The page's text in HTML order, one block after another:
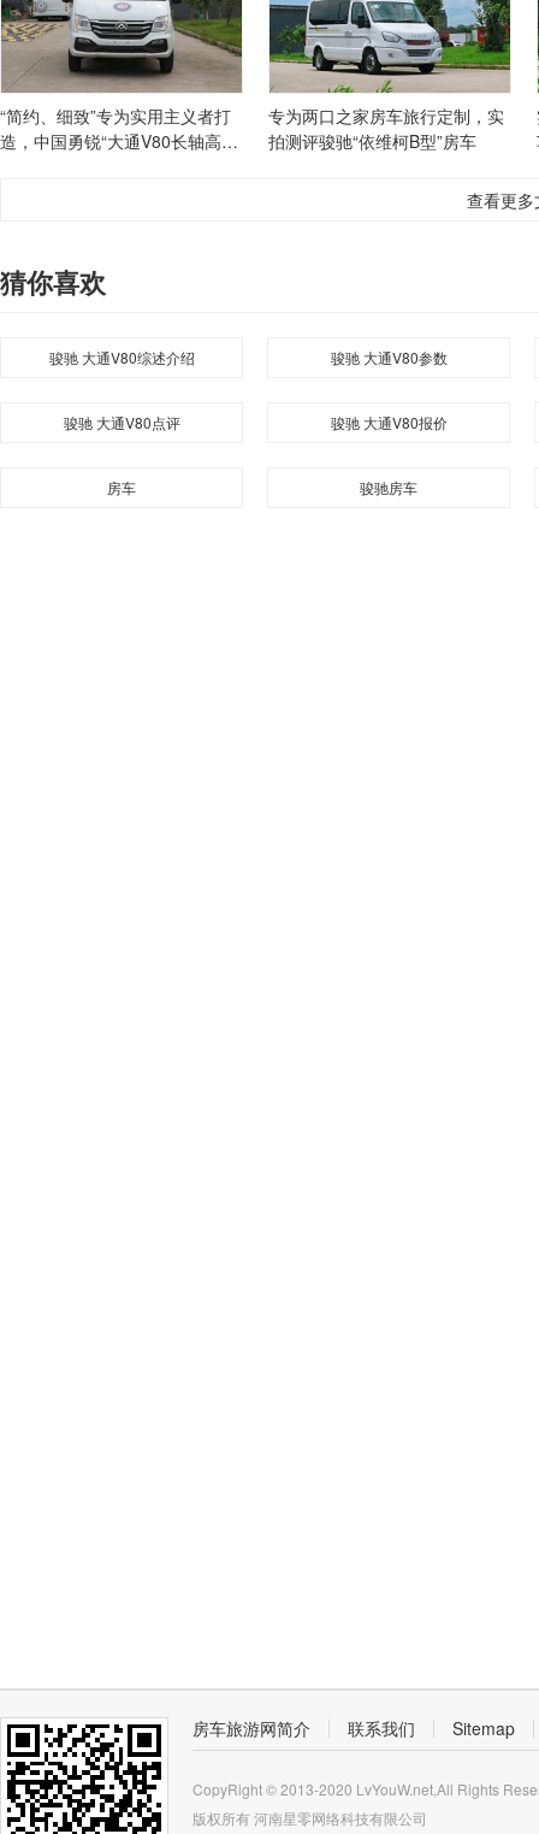
“简约、细致”专为实用主义者打
造，中国勇锐“大通V80长轴高顶
专为两口之家房车旅行定制，实
拍测评骏驰“依维柯B型”房车
查看更多
猜你喜欢
骏驰 大通V80综述介绍 骏驰 大通V80参数
骏驰 大通V80点评 骏驰 大通V80报价
房车 骏驰房车
房车旅游网简介 联系我们 Sitemap
CopyRight © 2013-2020 LvYouW.net,All Rights
版权所有河南星零网络科技有限公司